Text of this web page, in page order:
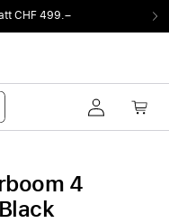
Von Sound auf Fun.
4